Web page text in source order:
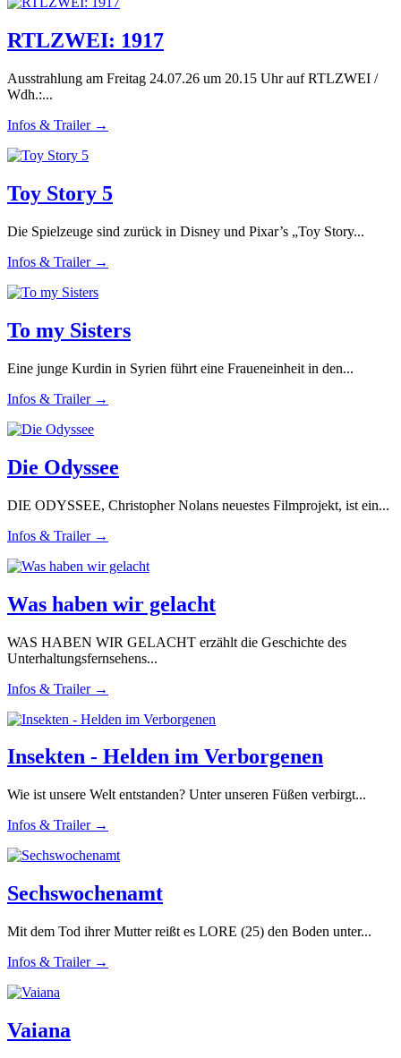
RTLZWEI: 1917
Ausstrahlung am Freitag 24.07.26 um 20.15 Uhr auf RTLZWEI /
Wdh.:...
Infos & Trailer →
Toy Story 5
Die Spielzeuge sind zurück in Disney und Pixar’s „Toy Story...
Infos & Trailer →
To my Sisters
Eine junge Kurdin in Syrien führt eine Fraueneinheit in den...
Infos & Trailer →
Die Odyssee
DIE ODYSSEE, Christopher Nolans neuestes Filmprojekt, ist ein...
Infos & Trailer →
Was haben wir gelacht
WAS HABEN WIR GELACHT erzählt die Geschichte des
Unterhaltungsfernsehens...
Infos & Trailer →
Insekten - Helden im Verborgenen
Wie ist unsere Welt entstanden? Unter unseren Füßen verbirgt...
Infos & Trailer →
Sechswochenamt
Mit dem Tod ihrer Mutter reißt es LORE (25) den Boden unter...
Infos & Trailer →
Vaiana